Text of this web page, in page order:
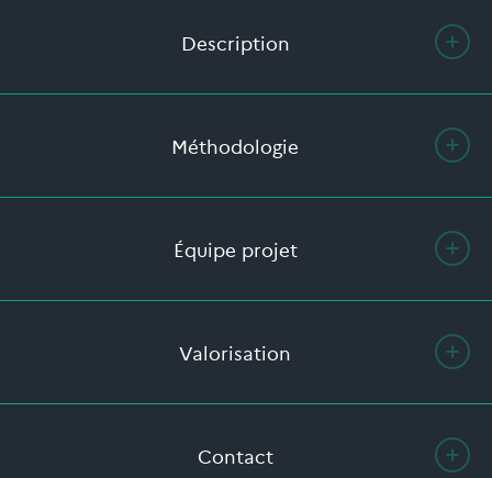
Description
Méthodologie
Équipe projet
Valorisation
Contact